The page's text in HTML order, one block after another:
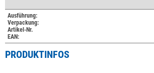
Ausführung:
Verpackung:
Artikel-Nr.
EAN:
PRODUKTINFOS